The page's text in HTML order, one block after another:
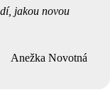
jakou novou
Anežka Novotná